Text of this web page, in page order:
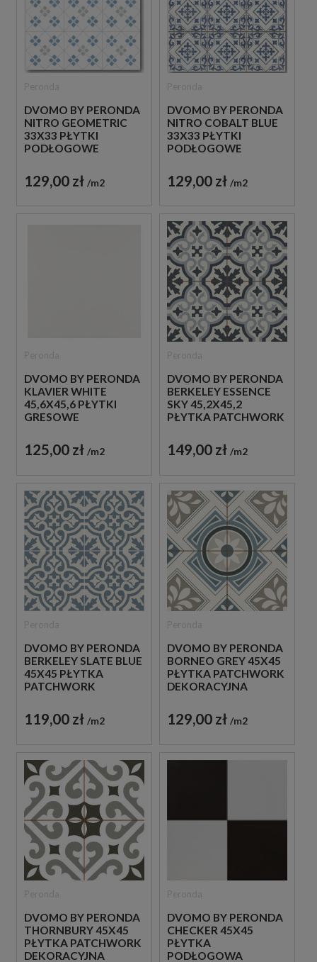
DVOMO BY PERONDA
NITRO GEOMETRIC
33X33 PŁYTKI
PODŁOGOWE
129,00 zł m2
DVOMO BY PERONDA
NITRO COBALT BLUE
33X33 PŁYTKI
PODŁOGOWE
129,00 zł m2
DVOMO BY PERONDA
KLAVIER WHITE
45,6X45,6 PŁYTKI
GRESOWE
125,00 zł m2
DVOMO BY PERONDA
BERKELEY ESSENCE
SKY 45,2X45,2
PŁYTKA PATCHWORK
149,00 zł m2
DVOMO BY PERONDA
BERKELEY SLATE BLUE
45X45 PŁYTKA
PATCHWORK
119,00 zł m2
DVOMO BY PERONDA
BORNEO GREY 45X45
PŁYTKA PATCHWORK
DEKORACYJNA
129,00 zł m2
DVOMO BY PERONDA
THORNBURY 45X45
PŁYTKA PATCHWORK
DEKORACYJNA
DVOMO BY PERONDA
CHECKER 45X45
PŁYTKA
PODŁOGOWA